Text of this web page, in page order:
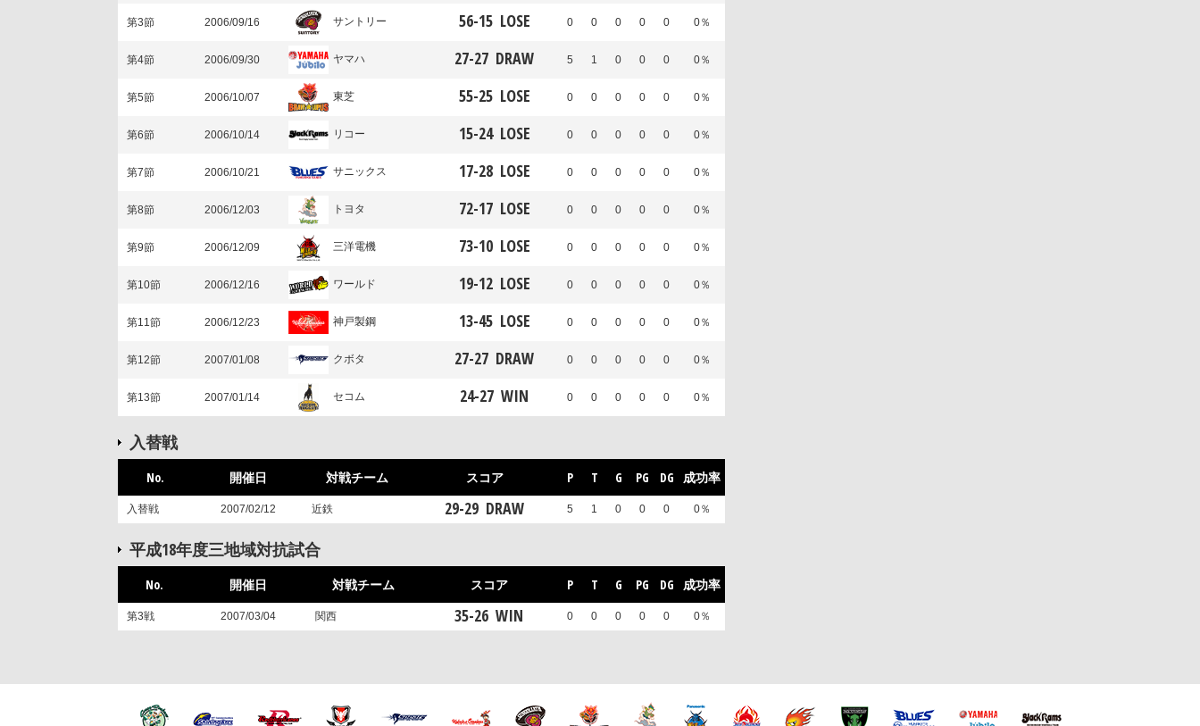
第3節 2006/09/16 サントリー 56-15 LOSE 0 0 0 0 0 0％
第4節 2006/09/30 ヤマハ 27-27 DRAW 5 1 0 0 0 0％
第5節 2006/10/07 東芝 55-25 LOSE 0 0 0 0 0 0％
第6節 2006/10/14 リコー 15-24 LOSE 0 0 0 0 0 0％
第7節 2006/10/21 サニックス 17-28 LOSE 0 0 0 0 0 0％
第8節 2006/12/03 トヨタ 72-17 LOSE 0 0 0 0 0 0％
第9節 2006/12/09 三洋電機 73-10 LOSE 0 0 0 0 0 0％
第10節 2006/12/16 ワールド 19-12 LOSE 0 0 0 0 0 0％
第11節 2006/12/23 神戸製鋼 13-45 LOSE 0 0 0 0 0 0％
第12節 2007/01/08 クボタ 27-27 DRAW 0 0 0 0 0 0％
第13節 2007/01/14 セコム 24-27 WIN 0 0 0 0 0 0％
入替戦
No. 開催日 対戦チーム スコア P T G PG DG 成功率
入替戦 2007/02/12 近鉄 29-29 DRAW 5 1 0 0 0 0％
平成18年度三地域対抗試合
No. 開催日 対戦チーム スコア P T G PG DG 成功率
第3戦 2007/03/04 関西 35-26 WIN 0 0 0 0 0 0％